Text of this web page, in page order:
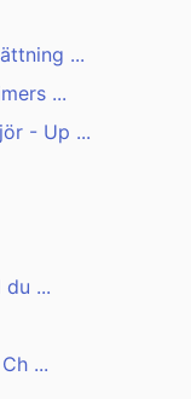
...
...
- Up ...
...
...